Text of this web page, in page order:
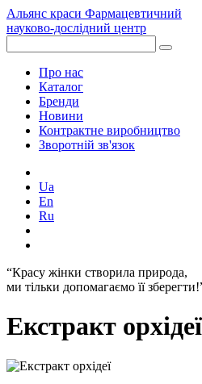
Альянс краси Фармацевтичний
науково-дослідний центр
Про нас
Каталог
Бренди
Новини
Контрактне виробництво
Зворотній зв'язок
Ua
En
Ru
“Красу жінки створила природа,
ми тільки допомагаємо її
Екстракт орхідеї